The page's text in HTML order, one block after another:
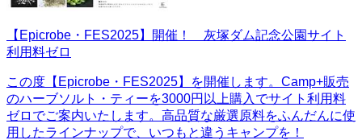
【Epicrobe・FES2025】開催！ 灰塚ダム記念公園サイト
利用料ゼロ
この度【Epicrobe・FES2025】を開催します。Camp+販売
のハーブソルト・ティーを3000円以上購入でサイト利用料
ゼロでご案内いたします。高品質な厳選原料をふんだんに使
用したラインナップで、いつもと違うキャンプを！